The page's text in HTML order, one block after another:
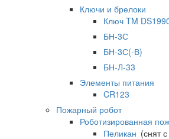
Ключи и брелоки
Ключ TM
БН-3С
БН-3С(-В)
БН-Л-33
Элементы питания
CR123
Пожарный робот
Роботизированная
Пеликан (снят